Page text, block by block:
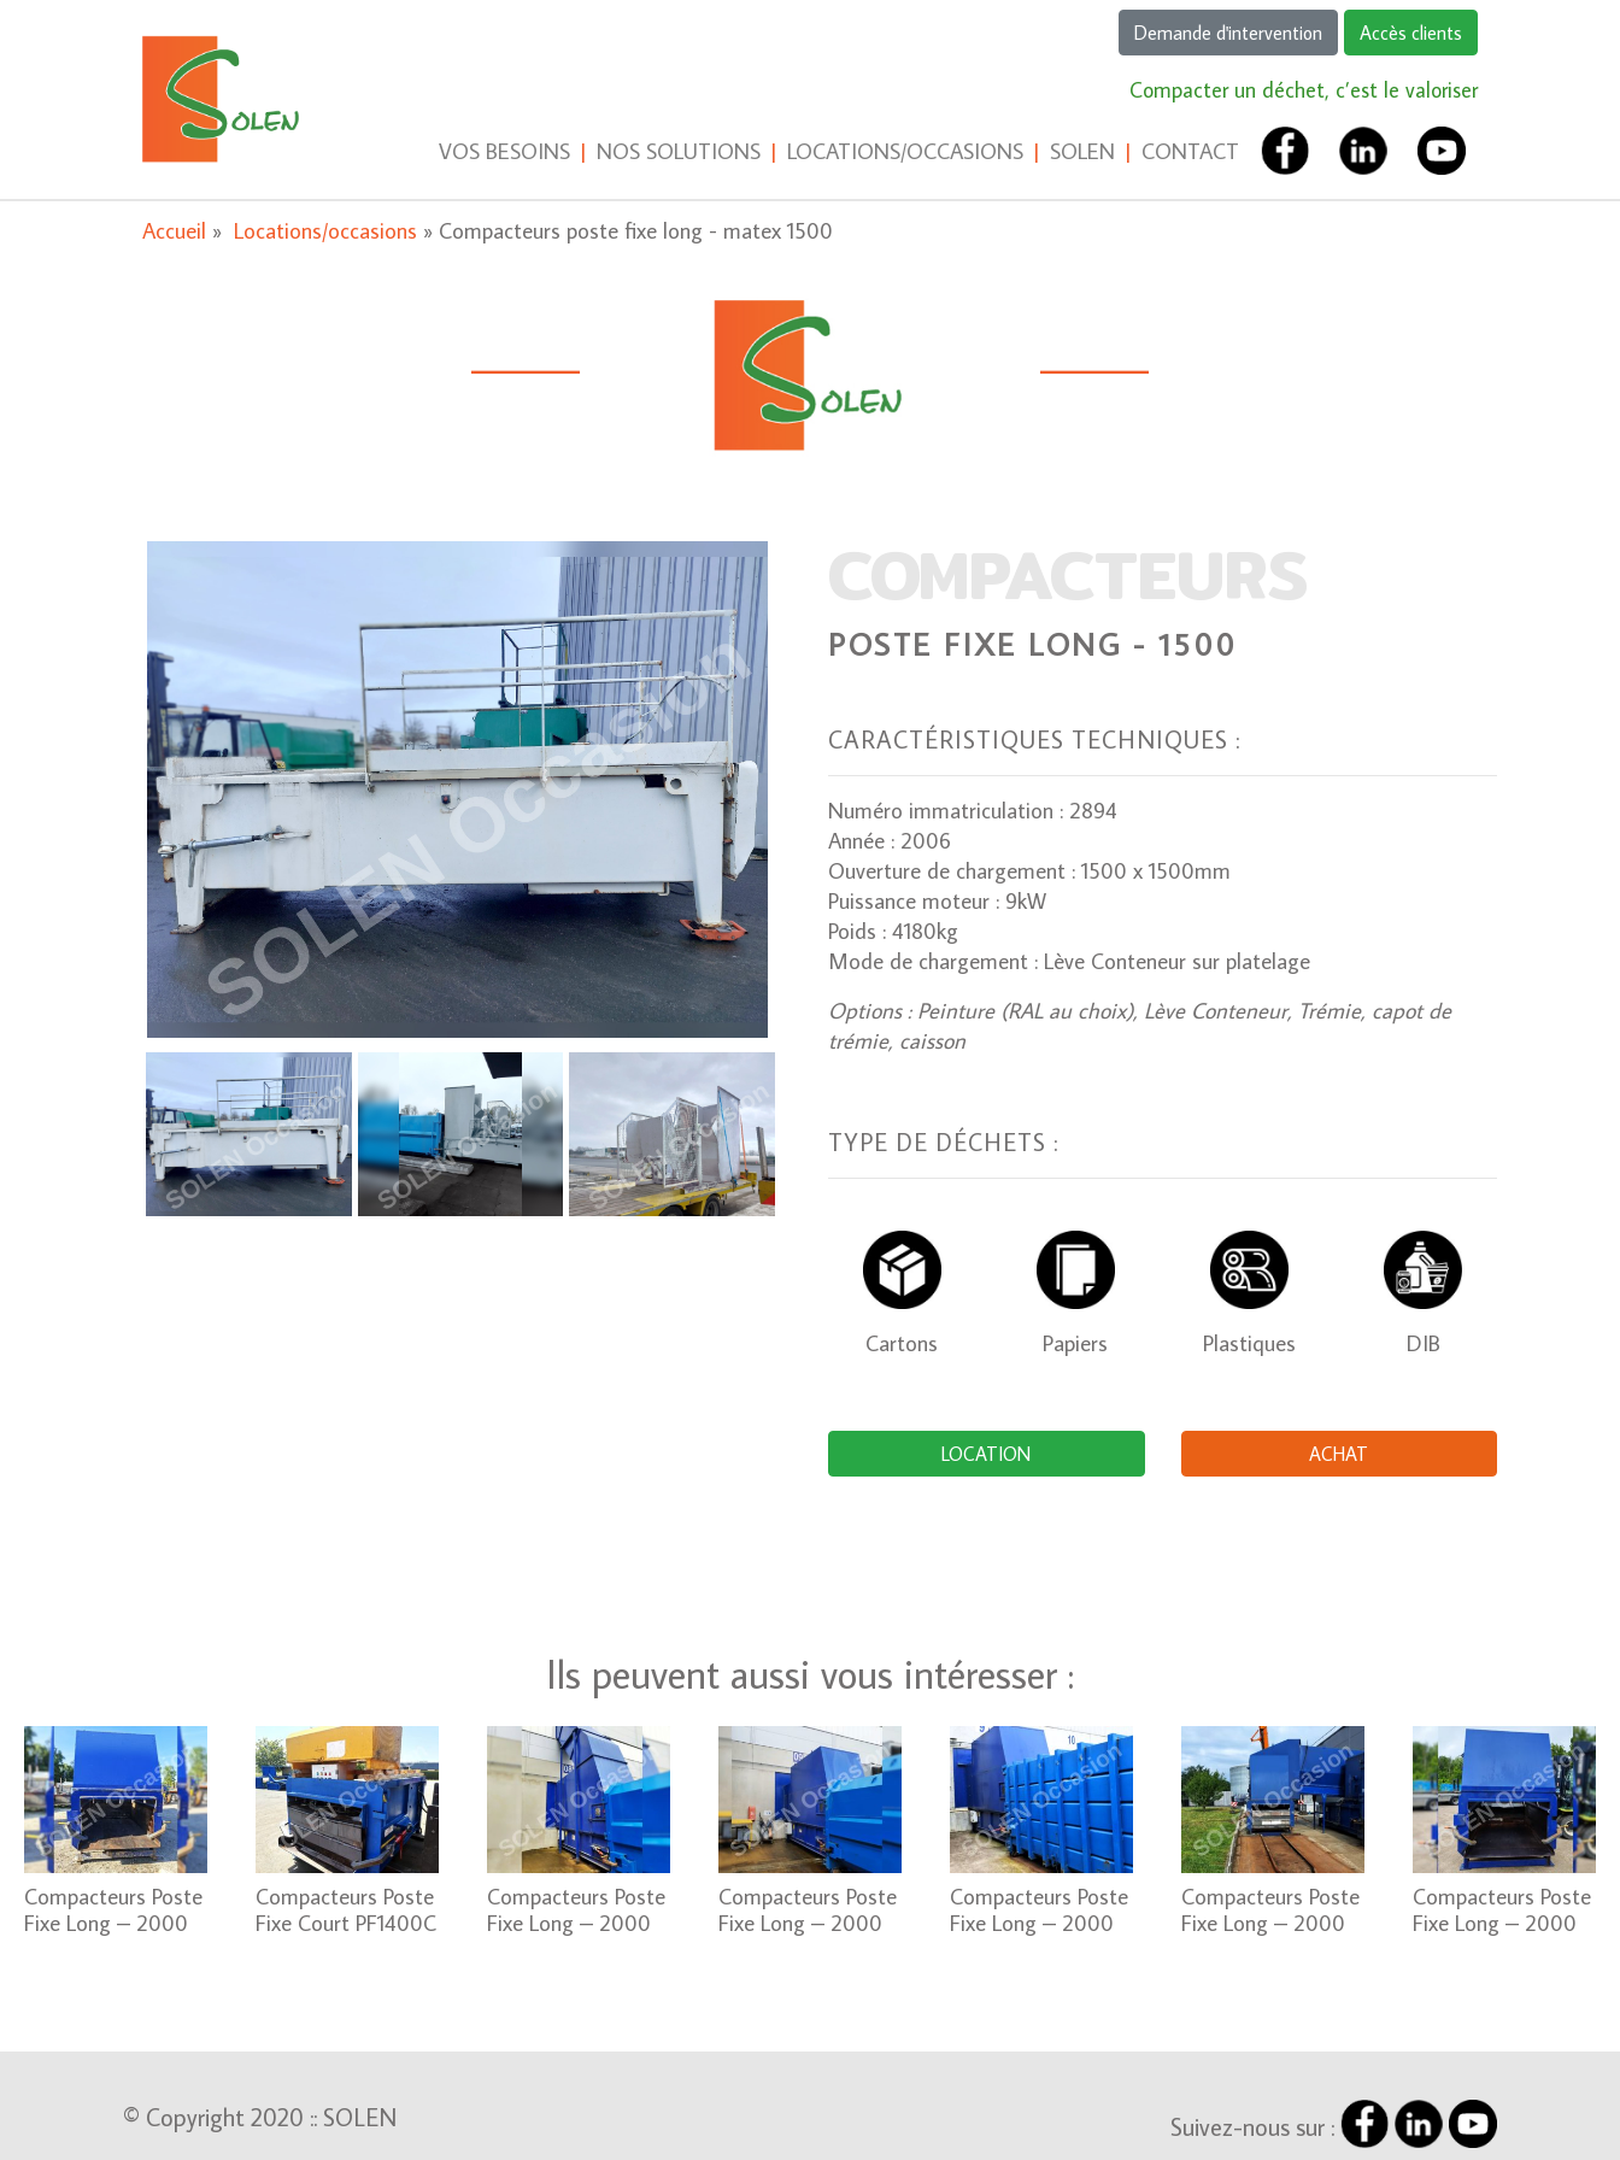
Demande d'intervention Accès clients
Compacter un déchet, c’est le valoriser
VOS BESOINS | NOS SOLUTIONS | LOCATIONS/OCCASIONS | SOLEN | CONTACT
Accueil » Locations/occasions » Compacteurs poste fixe long - matex 1500
COMPACTEURS
POSTE FIXE LONG - 1500
CARACTÉRISTIQUES TECHNIQUES :
Numéro immatriculation : 2894
Année : 2006
Ouverture de chargement : 1500 x 1500mm
Puissance moteur : 9kW
Poids : 4180kg
Mode de chargement : Lève Conteneur sur platelage
Options : Peinture (RAL au choix), Lève Conteneur, Trémie, capot de
trémie, caisson
TYPE DE DÉCHETS :
Cartons Papiers Plastiques DIB
Ils peuvent aussi vous intéresser :
Compacteurs Poste
Fixe Long – 2000
Compacteurs Poste
Fixe Court PF1400C
Compacteurs Poste
Fixe Long – 2000
Compacteurs Poste
Fixe Long – 2000
Compacteurs Poste
Fixe Long – 2000
Compacteurs Poste
Fixe Long – 2000
Compacteurs Poste
Fixe Long – 2000
© Copyright 2020 :: SOLEN
Suivez-nous sur :